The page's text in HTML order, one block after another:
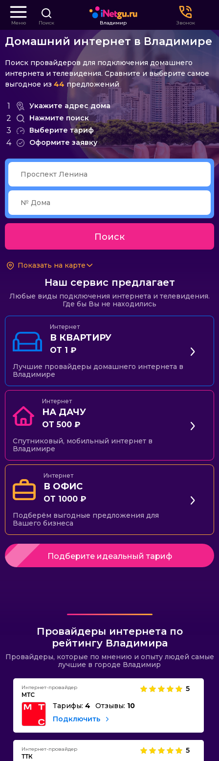
Меню Поиск Владимир Звонок
Домашний интернет в Владимире
Поиск провайдеров для подключения домашнего
интернета и телевидения. Сравните и выберите самое
выгодное из 44 предложений
1 Укажите адрес дома
2 Нажмите поиск
3 Выберите тариф
4 Оформите заявку
Поиск
Показать на карте
Наш сервис предлагает
Любые виды подключения интернета и телевидения.
Где бы Вы не находились
Интернет
В КВАРТИРУ
ОТ 1 ₽
Лучшие провайдеры домашнего интернета в
Владимире
Интернет
НА ДАЧУ
ОТ 500 ₽
Спутниковый, мобильный интернет в
Владимире
Интернет
В ОФИС
ОТ 1000 ₽
Подберём выгодные предложения для
Вашего бизнеса
Подберите идеальный тариф
Провайдеры интернета по
рейтингу Владимира
Провайдеры, которые по мнению и опыту людей самые
лучшие в городе Владимир
Интернет-провайдер
МТС
5
Тарифы: 4 Отзывы: 10
Подключить
Интернет-провайдер
ТТК
5